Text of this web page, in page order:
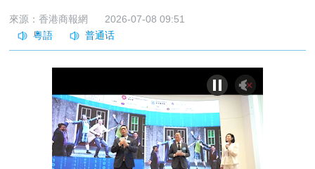
來源：香港商報網 2026-07-08 09:51